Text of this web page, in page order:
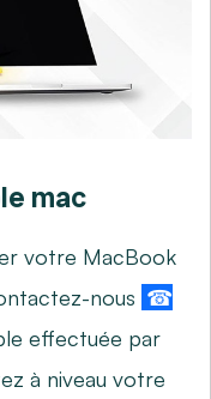
mac
votre MacBook
nous ☎
effectuée par
à niveau votre